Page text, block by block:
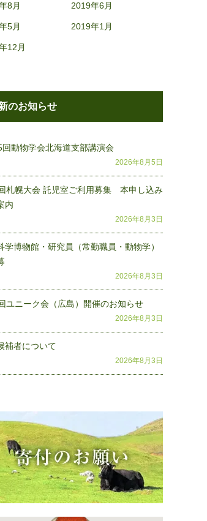
8月 2019年6月
5月 2019年1月
12月
のお知らせ
回動物学会北海道支部講演会
2026年8月5日
札幌大会 託児室ご利用募集 本申し込み
内
2026年8月3日
学博物館・研究員（常勤職員・動物学）
2026年8月3日
ユニーク会（広島）開催のお知らせ
2026年8月3日
補者について
2026年8月3日